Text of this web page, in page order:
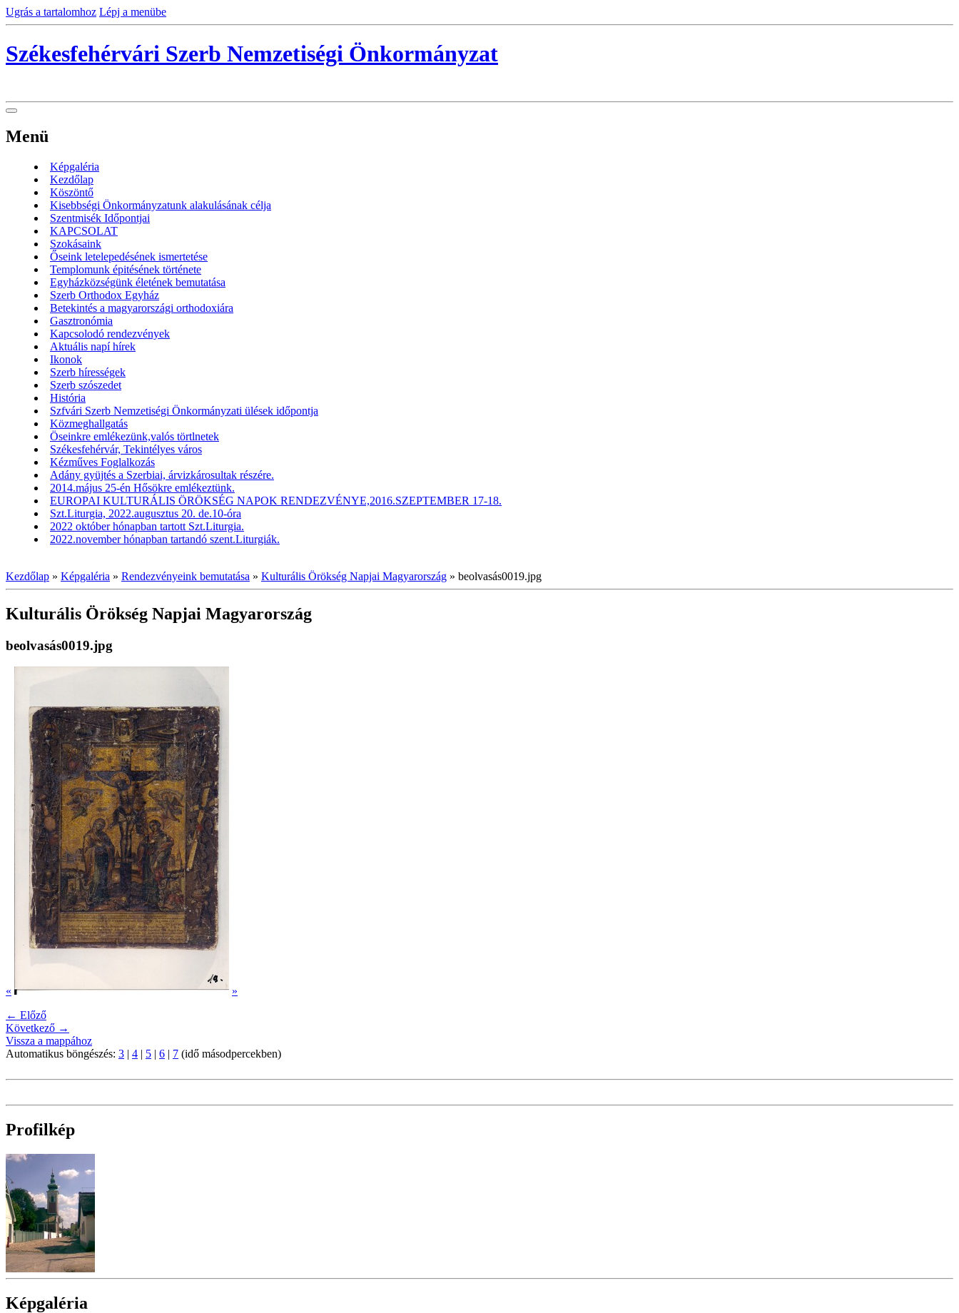
Ugrás a tartalomhoz Lépj a menübe
Székesfehérvári Szerb Nemzetiségi Önkormányzat
Menü
Képgaléria
Kezdőlap
Köszöntő
Kisebbségi Önkormányzatunk alakulásának célja
Szentmisék Időpontjai
KAPCSOLAT
Szokásaink
Őseink letelepedésének ismertetése
Templomunk épitésének története
Egyházközségünk életének bemutatása
Szerb Orthodox Egyház
Betekintés a magyarországi orthodoxiára
Gasztronómia
Kapcsolodó rendezvények
Aktuális napí hírek
Ikonok
Szerb hírességek
Szerb szószedet
História
Szfvári Szerb Nemzetiségi Önkormányzati ülések időpontja
Közmeghallgatás
Öseinkre emlékezünk,valós törtlnetek
Székesfehérvár, Tekintélyes város
Kézműves Foglalkozás
Adány gyüjtés a Szerbiai, árvizkárosultak részére.
2014.május 25-én Hősökre emlékeztünk.
EUROPAI KULTURÁLIS ÖRÖKSÉG NAPOK RENDEZVÉNYE,2016.SZEPTEMBER 17-18.
Szt.Liturgia, 2022.augusztus 20. de.10-óra
2022 október hónapban tartott Szt.Liturgia.
2022.november hónapban tartandó szent.Liturgiák.
Kezdőlap » Képgaléria » Rendezvényeink bemutatása » Kulturális Örökség Napjai Magyarország » beolvasás0019.jpg
Kulturális Örökség Napjai Magyarország
beolvasás0019.jpg
«
»
← Előző
Következő →
Vissza a mappához
Automatikus böngészés: 3 | 4 | 5 | 6 | 7 (idő másodpercekben)
Profilkép
Képgaléria